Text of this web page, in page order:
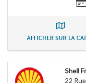
AFFICHER SUR LA
Shell
22